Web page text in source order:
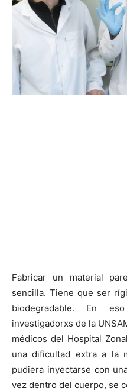
Fabricar un material
sencilla. Tiene que ser
biodegradable. En
investigadorxs de la
médicos del Hospital
una dificultad extra a la
pudiera inyectarse con
vez dentro del cuerpo, se